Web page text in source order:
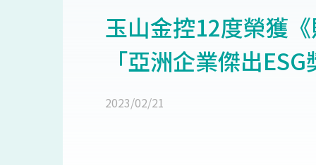
玉山金控12度榮獲
「亞洲企業傑出
2023/02/21